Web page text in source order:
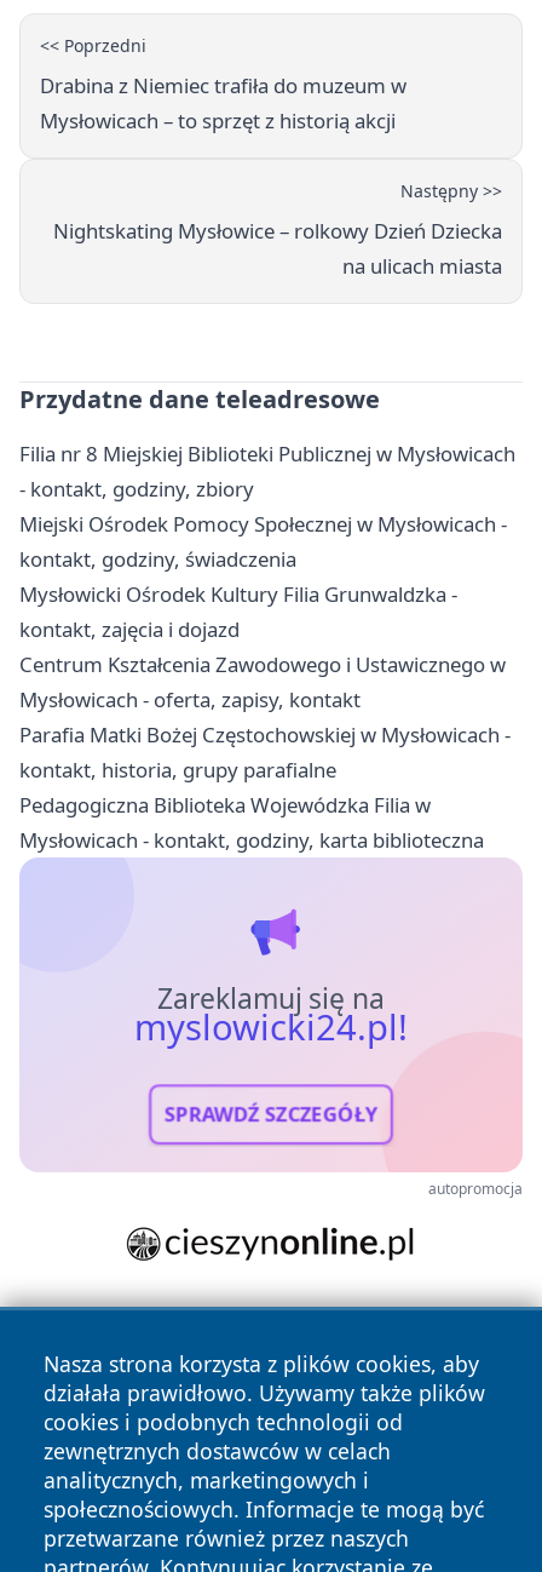
<< Poprzedni
Drabina z Niemiec trafiła do muzeum w
Mysłowicach – to sprzęt z historią akcji
Następny >>
Nightskating Mysłowice – rolkowy Dzień Dziecka
na ulicach miasta
Przydatne dane teleadresowe
Filia nr 8 Miejskiej Biblioteki Publicznej w Mysłowicach
- kontakt, godziny, zbiory
Miejski Ośrodek Pomocy Społecznej w Mysłowicach -
kontakt, godziny, świadczenia
Mysłowicki Ośrodek Kultury Filia Grunwaldzka -
kontakt, zajęcia i dojazd
Centrum Kształcenia Zawodowego i Ustawicznego w
Mysłowicach - oferta, zapisy, kontakt
Parafia Matki Bożej Częstochowskiej w Mysłowicach -
kontakt, historia, grupy parafialne
Pedagogiczna Biblioteka Wojewódzka Filia w
Mysłowicach - kontakt, godziny, karta biblioteczna
Zareklamuj się na
myslowicki24.pl!
SPRAWDŹ SZCZEGÓŁY
autopromocja
Nasza strona korzysta z plików cookies, aby
działała prawidłowo. Używamy także plików
cookies i podobnych technologii od
zewnętrznych dostawców w celach
analitycznych, marketingowych i
społecznościowych. Informacje te mogą być
przetwarzane również przez naszych
Copyright © 2026 myslowicki24.pl Wszystkie prawa
zastrzeżone.